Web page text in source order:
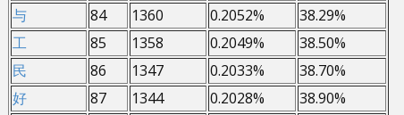
与
84 1360 0.2052%
38.29%
工
85 1358 0.2049%
38.50%
民
86 1347 0.2033%
38.70%
好
87 1344 0.2028%
38.90%